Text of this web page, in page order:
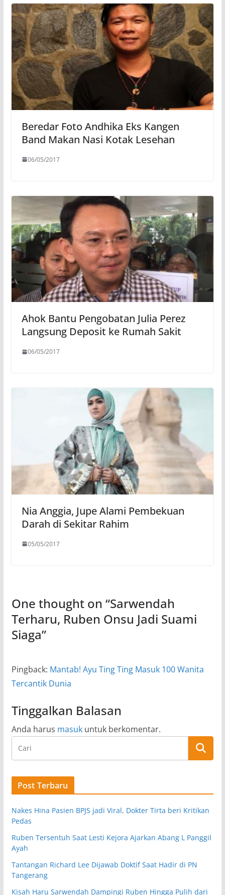
Beredar Foto Andhika Eks Kangen
Band Makan Nasi Kotak Lesehan
06/05/2017
Ahok Bantu Pengobatan Julia Perez
Langsung Deposit ke Rumah Sakit
06/05/2017
Nia Anggia, Jupe Alami Pembekuan
Darah di Sekitar Rahim
05/05/2017
One thought on “Sarwendah
Terharu, Ruben Onsu Jadi Suami
Siaga”
Pingback: Mantab! Ayu Ting Ting Masuk 100 Wanita
Tercantik Dunia
Tinggalkan Balasan
Anda harus masukuntuk berkomentar.
Post Terbaru
Nakes Hina Pasien BPJS jadi Viral, Dokter Tirta beri Kritikan
Pedas
Ruben Tersentuh Saat Lesti Kejora Ajarkan Abang L Panggil
Ayah
Tantangan Richard Lee Dijawab Doktif Saat Hadir di PN
Tangerang
Kisah Haru Sarwendah Dampingi Ruben Hingga Pulih dari